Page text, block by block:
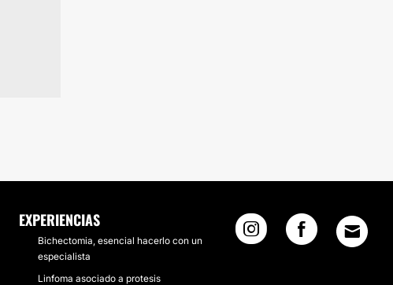
EXPERIENCIAS
Bichectomia, esencial hacerlo con un
especialista
Linfoma asociado a protesis